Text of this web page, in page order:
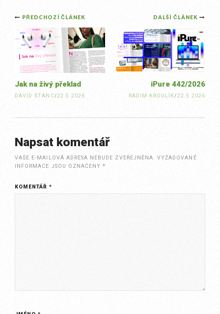
Post
navigation
DALŠÍ ČLÁNEK
iPure 442/2026
RADIM KROULÍK/22.5.2026
PŘEDCHOZÍ ČLÁNEK
Jak na živý překlad
DAVID ŠTANC/22.5.2026
Napsat komentář
VAŠE E-MAILOVÁ ADRESA NEBUDE ZVEŘEJNĚNA. VYŽADOVANÉ
INFORMACE JSOU OZNAČENY*
KOMENTÁŘ*